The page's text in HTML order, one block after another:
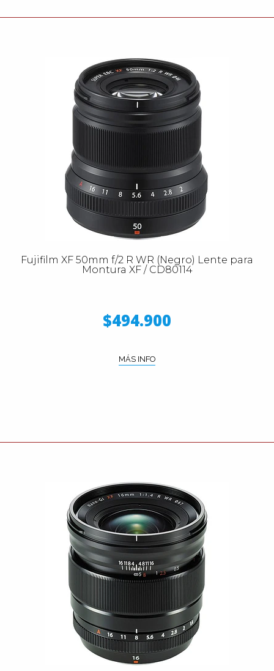
Fujifilm XF 50mm f/2 R WR (Negro) Lente para
Montura XF / CD80114
$494.900
MÁS INFO